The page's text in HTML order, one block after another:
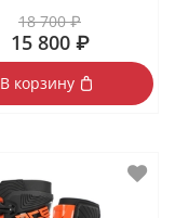
18 700 ₽
15 800 ₽
В корзину